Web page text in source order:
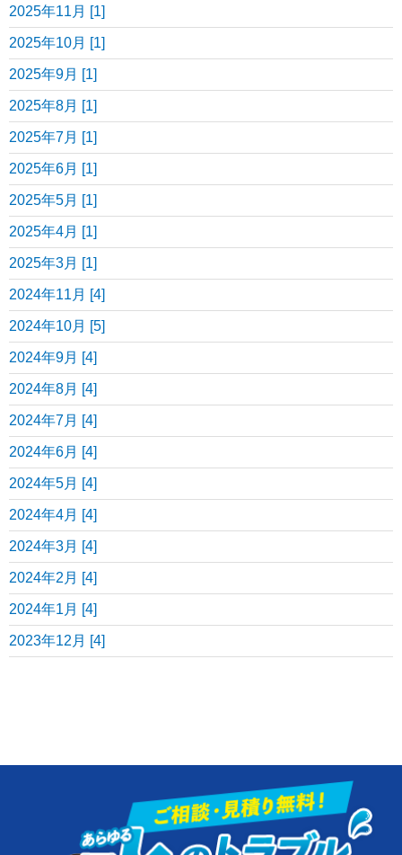
2025年11月 [1]
2025年10月 [1]
2025年9月 [1]
2025年8月 [1]
2025年7月 [1]
2025年6月 [1]
2025年5月 [1]
2025年4月 [1]
2025年3月 [1]
2024年11月 [4]
2024年10月 [5]
2024年9月 [4]
2024年8月 [4]
2024年7月 [4]
2024年6月 [4]
2024年5月 [4]
2024年4月 [4]
2024年3月 [4]
2024年2月 [4]
2024年1月 [4]
2023年12月 [4]